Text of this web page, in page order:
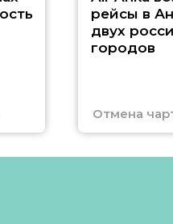
рейсы в
двух
городов
Отмена